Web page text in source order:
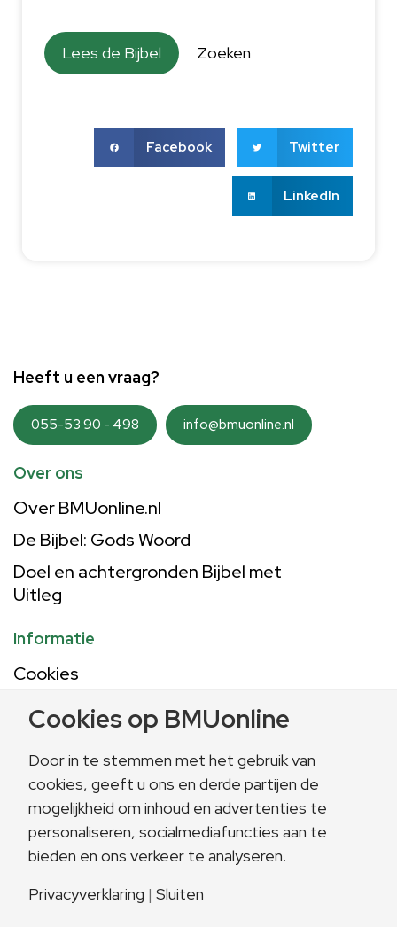
Lees de Bijbel Zoeken
Facebook Twitter
LinkedIn
Heeft u een vraag?
055-53 90 - 498 info@bmuonline.nl
Over ons
Over BMUonline.nl
De Bijbel: Gods Woord
Doel en achtergronden Bijbel met
Uitleg
Informatie
Cookies
Privacy statement
Gebruiksvoorwaarden
Contactgegevens
Postbus 613
7300 AP Apeldoorn
055 539 02 22
Cookies op BMUonline
Door in te stemmen met het gebruik van
cookies, geeft u ons en derde partijen de
mogelijkheid om inhoud en advertenties te
personaliseren, socialmediafuncties aan te
bieden en ons verkeer te analyseren.
Privacyverklaring | Sluiten